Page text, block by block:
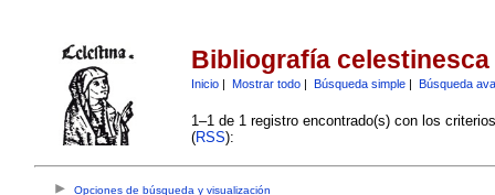
Bibliografía celestinesca
Inicio| Mostrar todo| Búsqueda simple| Búsqueda
1–1 de 1 registro encontrado(s) con los
(RSS):
Opciones de búsqueda y visualización